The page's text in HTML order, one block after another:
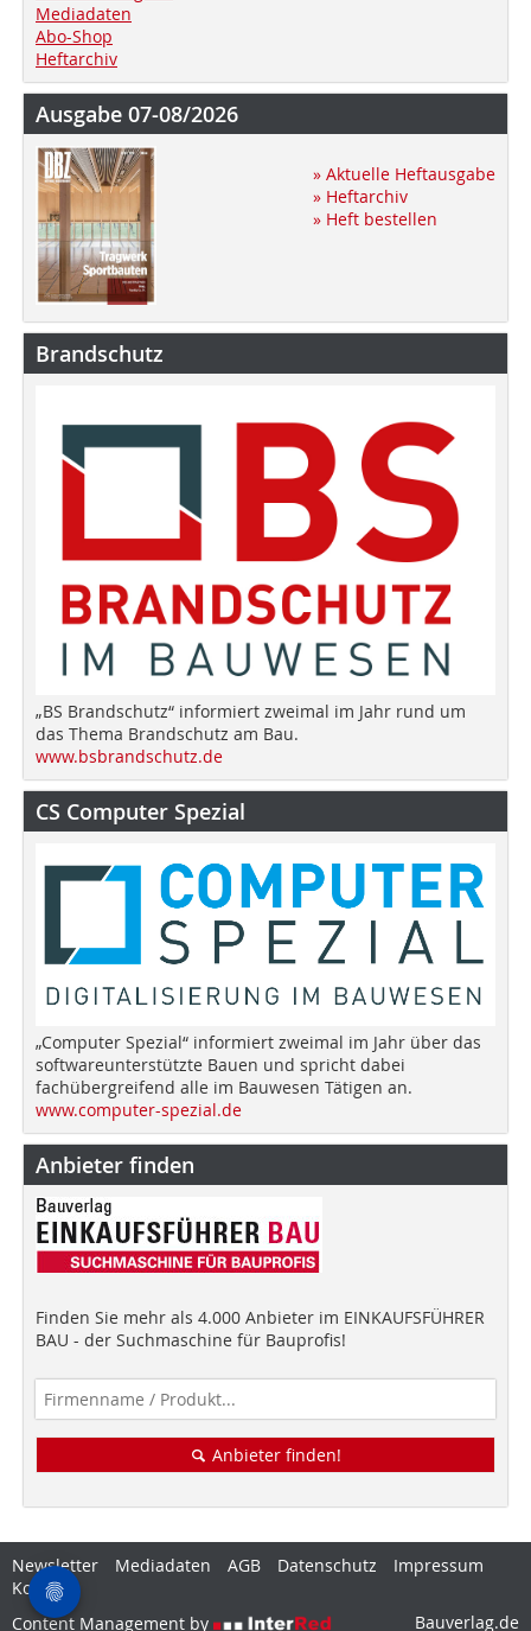
Mediadaten
Abo-Shop
Heftarchiv
Ausgabe 07-08/2026
» Aktuelle Heftausgabe
» Heftarchiv
» Heft bestellen
Brandschutz
„BS Brandschutz“ informiert zweimal im Jahr rund um
das Thema Brandschutz am Bau.
www.bsbrandschutz.de
CS Computer Spezial
„Computer Spezial“ informiert zweimal im Jahr über das
softwareunterstützte Bauen und spricht dabei
fachübergreifend alle im Bauwesen Tätigen an.
www.computer-spezial.de
Anbieter finden
Finden Sie mehr als 4.000 Anbieter im EINKAUFSFÜHRER
BAU - der Suchmaschine für Bauprofis!
Anbieter finden!
Newsletter Mediadaten AGB Datenschutz
Impressum
Kontakt
Content Management by
Bauverlag.de